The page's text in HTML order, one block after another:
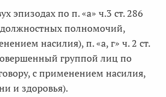
эпизодах по п. «а» ч.3 ст. 286
полномочий,
насилия), п. «а, г» ч. 2 ст.
группой лиц по
с применением насилия,
и здоровья).